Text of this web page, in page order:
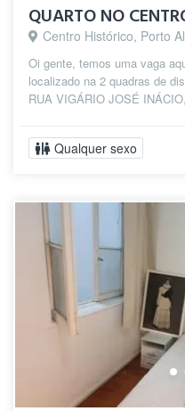
QUARTO NO
Centro Histórico, Porto
Oi gente, temos uma vaga
localizado na 2 quadras de
RUA VIGÁRIO JOSÉ
Qualquer sexo